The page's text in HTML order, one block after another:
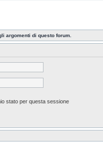
argomenti di questo forum.
stato per questa sessione